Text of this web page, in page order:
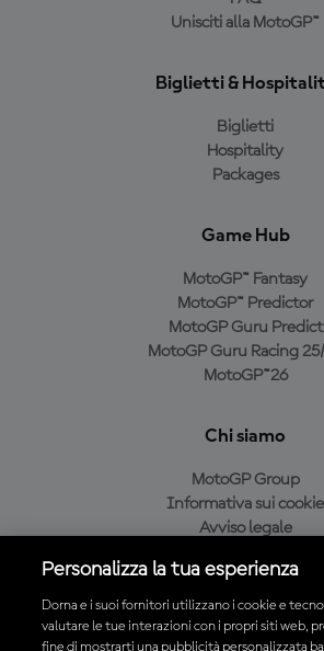
Unisciti alla MotoGP™
Biglietti &
Biglietti
Hospitality
Packages
Game Hub
MotoGP™ Fantasy
MotoGP™ Predictor
MotoGP Guru Predict
MotoGP Guru Racing
MotoGP™26
Chi siamo
MotoGP Group
Informativa sui cookie
Avviso legale
Condizioni di acquisto
Personalizza la tua esperienza
Dorna e i suoi fornitori utilizzano i cookie e
valutare le tue interazioni con i propri siti web,
fine di mostrarti una pubblicità personalizzata